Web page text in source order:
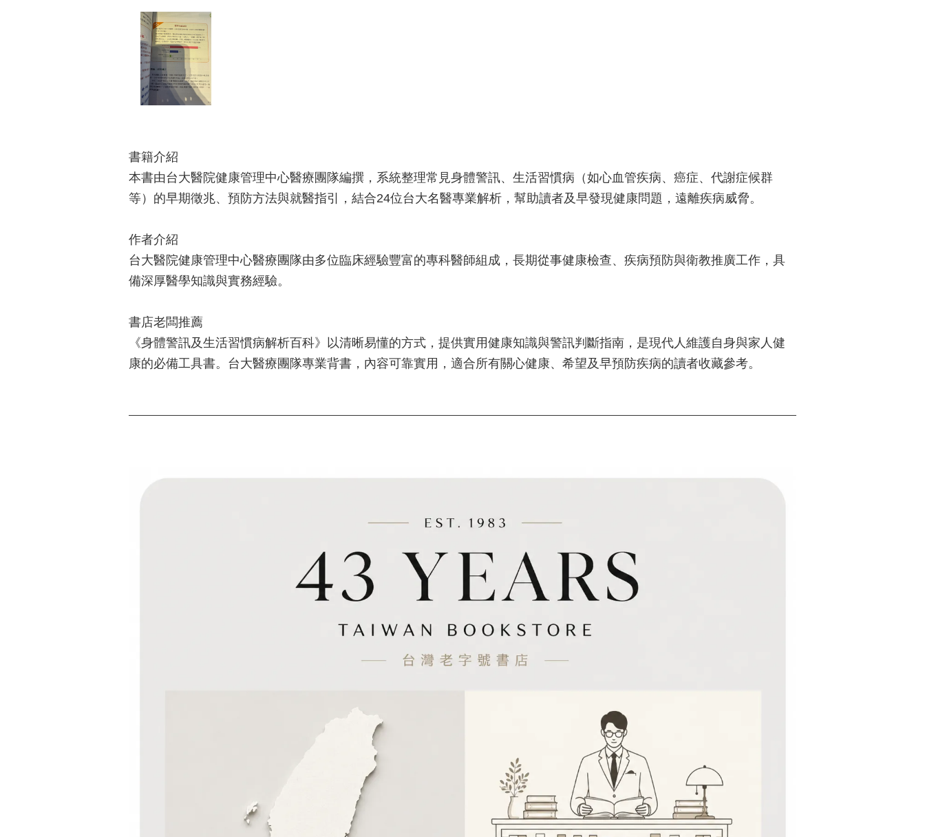
書籍介紹
本書由台大醫院健康管理中心醫療團隊編撰，系統整理常見身體警訊、生活習慣病（如心血管疾病、癌症、代謝症候群
等）的早期徵兆、預防方法與就醫指引，結合24位台大名醫專業解析，幫助讀者及早發現健康問題，遠離疾病威脅。
作者介紹
台大醫院健康管理中心醫療團隊由多位臨床經驗豐富的專科醫師組成，長期從事健康檢查、疾病預防與衛教推廣工作，具
備深厚醫學知識與實務經驗。
書店老闆推薦
《身體警訊及生活習慣病解析百科》以清晰易懂的方式，提供實用健康知識與警訊判斷指南，是現代人維護自身與家人健
康的必備工具書。台大醫療團隊專業背書，內容可靠實用，適合所有關心健康、希望及早預防疾病的讀者收藏參考。